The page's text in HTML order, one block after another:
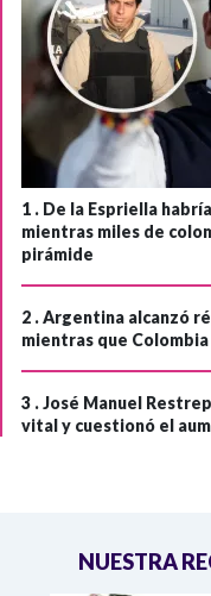
1 . De la Espriella
mientras miles de
pirámide
2 .Argentina alcanzó
mientras que
3 .José Manuel
vital y cuestionó el
NUESTRA